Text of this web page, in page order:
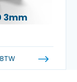
3mm